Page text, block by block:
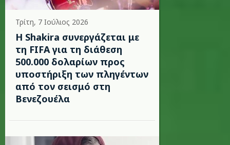
Τρίτη, 7 Ιούλιος 2026
Η Shakira συνεργάζεται με
τη FIFA για τη διάθεση
500.000 δολαρίων προς
υποστήριξη των πληγέντων
από τον σεισμό στη
Βενεζουέλα